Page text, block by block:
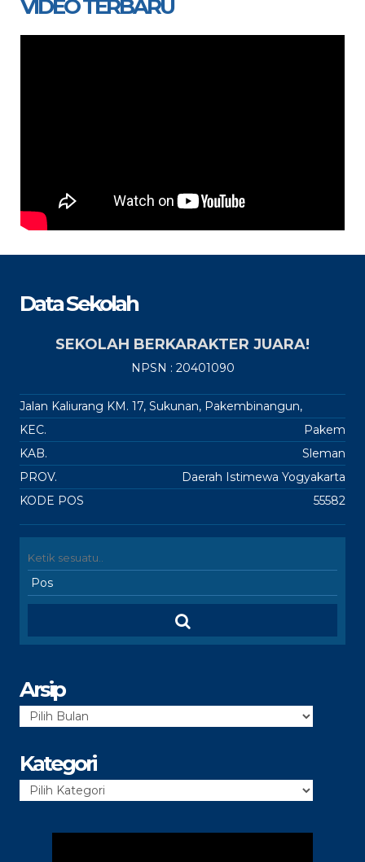
VIDEO TERBARU
Data Sekolah
SEKOLAH BERKARAKTER JUARA!
NPSN : 20401090
Jalan Kaliurang KM. 17, Sukunan, Pakembinangun,
KEC.
Pakem
KAB.
Sleman
PROV.
Daerah Istimewa Yogyakarta
KODE POS
55582
Arsip
Arsip
Kategori
Kategori